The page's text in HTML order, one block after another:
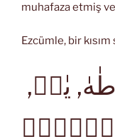
muhafaza etmiş
Ezcümle, bir